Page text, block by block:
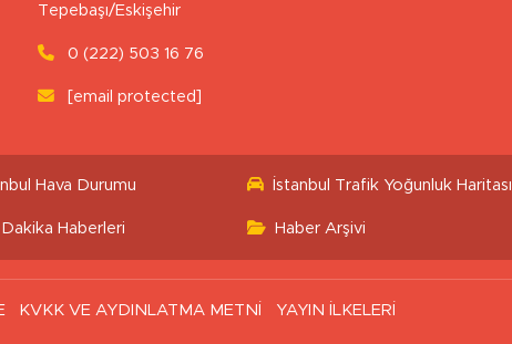
Tepebaşı/Eskişehir
0 (222) 503 16 76
[email protected]
Hava Durumu İstanbul Trafik Yoğunluk Haritası
Haberleri Haber Arşivi
KVKK VE AYDINLATMA METNİ YAYIN İLKELERİ